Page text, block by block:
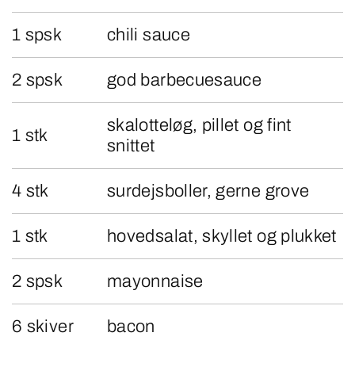
1 spsk chili sauce
2 spsk god barbecuesauce
1 stk
skalotteløg, pillet og fint
snittet
4 stk surdejsboller, gerne grove
1 stk hovedsalat, skyllet og plukket
2 spsk mayonnaise
6 skiver bacon